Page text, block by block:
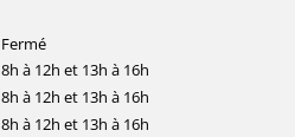
Fermé
8h à 12h et 13h à 16h
8h à 12h et 13h à 16h
8h à 12h et 13h à 16h